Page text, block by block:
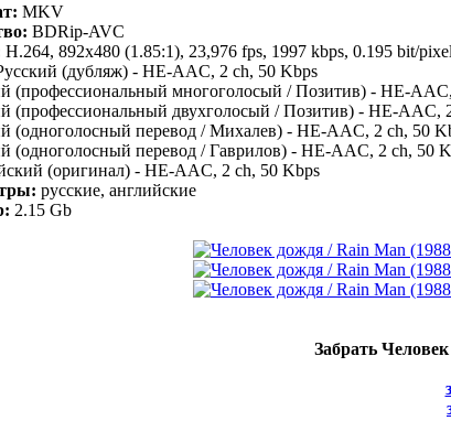
MKV
BDRip-AVC
H.264, 892x480 (1.85:1), 23,976 fps, 1997 kbps, 0.195 bit/pixel
(дубляж) - HE-AAC, 2 ch, 50 Kbps
(профессиональный многоголосый / Позитив) - HE-
(профессиональный двухголосый / Позитив) - HE-AAC,
(одноголосный перевод / Михалев) - HE-AAC, 2 ch, 50
(одноголосный перевод / Гаврилов) - HE-AAC, 2 ch, 50
(оригинал) - HE-AAC, 2 ch, 50 Kbps
русские, английские
2.15 Gb
Забрать